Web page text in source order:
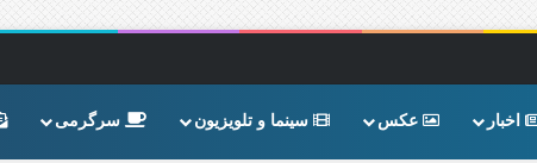
اخبار عکس سینما و تلویزیون سرگرمی